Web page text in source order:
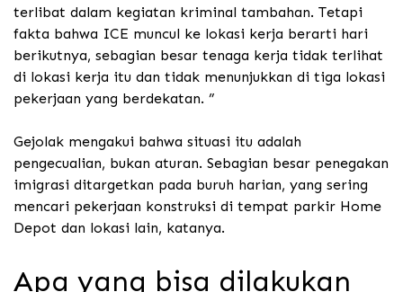
terlibat dalam kegiatan kriminal tambahan. Tetapi
fakta bahwa ICE muncul ke lokasi kerja berarti hari
berikutnya, sebagian besar tenaga kerja tidak terlihat
di lokasi kerja itu dan tidak menunjukkan di tiga lokasi
pekerjaan yang berdekatan. ”
Gejolak mengakui bahwa situasi itu adalah
pengecualian, bukan aturan. Sebagian besar penegakan
imigrasi ditargetkan pada buruh harian, yang sering
mencari pekerjaan konstruksi di tempat parkir Home
Depot dan lokasi lain, katanya.
Apa yang bisa dilakukan